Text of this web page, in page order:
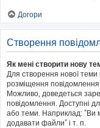
Догори
Створення
Як мені створити нову
Для створення нової
розміщення повідомлення
Можливо, доведеться
повідомлення. Доступні
або теми. Наприклад: "Ви
додавати файли" і т. п.